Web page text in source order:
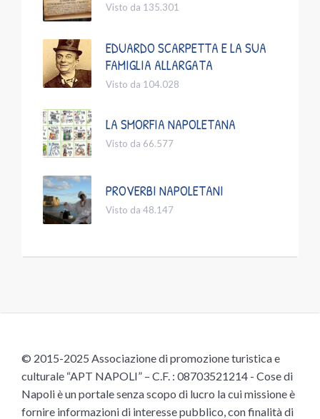
Visto da 135.301
EDUARDO SCARPETTA E LA SUA
FAMIGLIA ALLARGATA
Visto da 104.028
LA SMORFIA NAPOLETANA
Visto da 66.577
PROVERBI NAPOLETANI
Visto da 48.147
© 2015-2025 Associazione di promozione turistica e
culturale “APT NAPOLI” – C.F. : 08703521214 - Cose di
Napoli è un portale senza scopo di lucro la cui missione è
fornire informazioni di interesse pubblico, con finalità di